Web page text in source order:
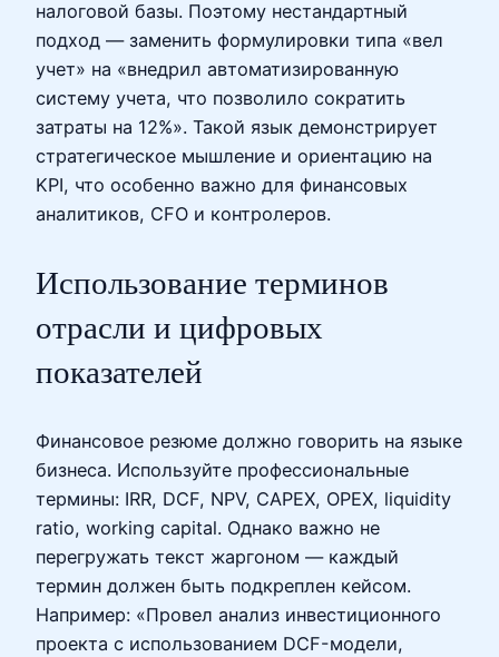
налоговой базы. Поэтому нестандартный
подход — заменить формулировки типа «вел
учет» на «внедрил автоматизированную
систему учета, что позволило сократить
затраты на 12%». Такой язык демонстрирует
стратегическое мышление и ориентацию на
KPI, что особенно важно для финансовых
аналитиков, CFO и контролеров.
Использование терминов
отрасли и цифровых
показателей
Финансовое резюме должно говорить на языке
бизнеса. Используйте профессиональные
термины: IRR, DCF, NPV, CAPEX, OPEX, liquidity
ratio, working capital. Однако важно не
перегружать текст жаргоном — каждый
термин должен быть подкреплен кейсом.
Например: «Провел анализ инвестиционного
проекта с использованием DCF-модели,